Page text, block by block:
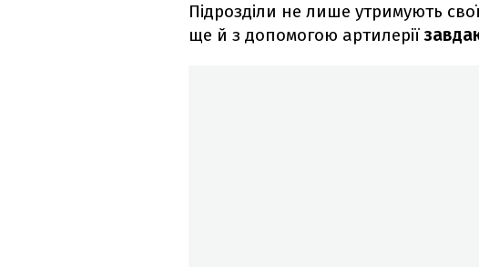
Підрозділи не лише утримують
ще й з допомогою артилерії